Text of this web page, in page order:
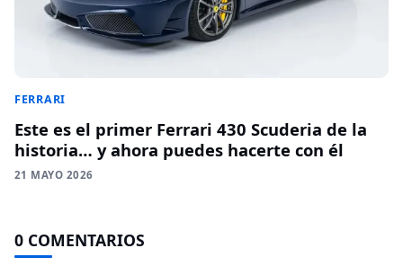
FERRARI
Este es el primer Ferrari 430 Scuderia de la
historia… y ahora puedes hacerte con él
21 MAYO 2026
0 COMENTARIOS